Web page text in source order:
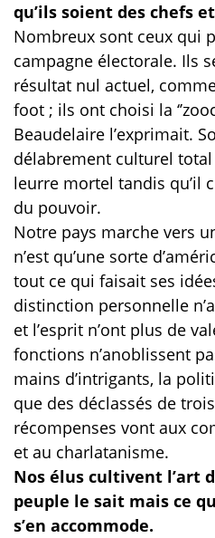
qu’ils soient des chefs
Nombreux sont ceux qui
campagne électorale. Ils
résultat nul actuel,
foot ; ils ont choisi la
Beaudelaire l’exprimait.
délabrement culturel
leurre mortel tandis qu’il
du pouvoir.
Notre pays marche vers
n’est qu’une sorte
tout ce qui faisait ses
distinction personnelle
et l’esprit n’ont plus de
fonctions n’anoblissent
mains d’intrigants, la
que des déclassés de
récompenses vont aux
et au charlatanisme.
Nos élus cultivent l’art
peuple le sait mais ce
s’en accommode.